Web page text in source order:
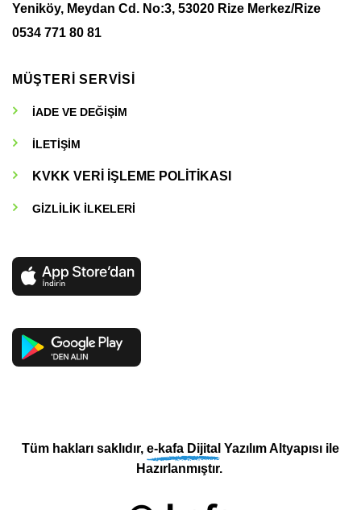
Yeniköy, Meydan Cd. No:3, 53020 Rize Merkez/Rize
0534 771 80 81
MÜŞTERİ SERVİSİ
İADE VE DEĞİŞİM
İLETİŞİM
KVKK VERİ İŞLEME POLİTİKASI
GİZLİLİK İLKELERİ
Tüm hakları saklıdır, e-kafa Dijital Yazılım Altyapısı ile
Hazırlanmıştır.